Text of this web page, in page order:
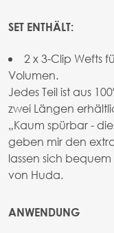
SET ENTHÄLT:
2 x 3-Clip Wefts
Volumen.
Jedes Teil ist aus
zwei Längen
„Kaum spürbar -
geben mir den
lassen sich
von Huda.
ANWENDUNG